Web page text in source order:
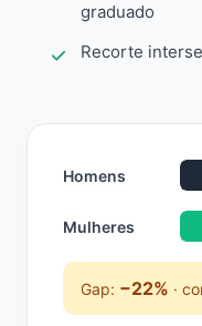
graduado
Recorte
Homens
Mulheres
Gap: −22% ·